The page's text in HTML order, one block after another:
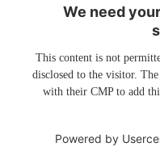
We need
This content is not
disclosed to the visitor.
with their CMP to add
Powered by